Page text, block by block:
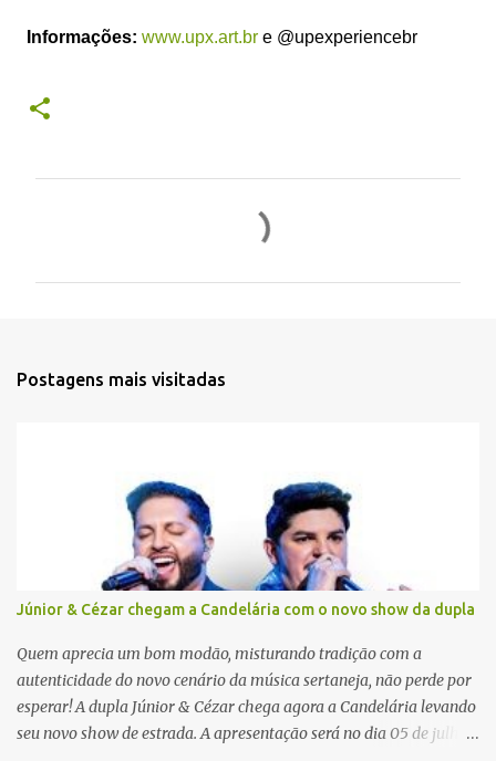
Informações: www.upx.art.br e @upexperiencebr
Postagens mais visitadas
Júnior & Cézar chegam a Candelária com o novo show da dupla
Quem aprecia um bom modão, misturando tradição com a
autenticidade do novo cenário da música sertaneja, não perde por
esperar! A dupla Júnior & Cézar chega agora a Candelária levando
seu novo show de estrada. A apresentação será no dia 05 de julho